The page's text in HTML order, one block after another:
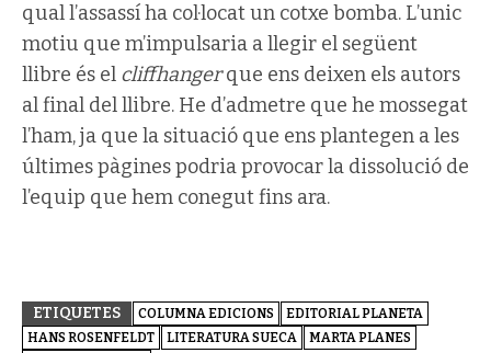
qual l’assassí ha col·locat un cotxe bomba. L’unic
motiu que m’impulsaria a llegir el següent
llibre és el cliffhangerque ens deixen els autors
al final del llibre. He d’admetre que he mossegat
l’ham, ja que la situació que ens plantegen a les
últimes pàgines podria provocar la dissolució de
l’equip que hem conegut fins ara.
ETIQUETES COLUMNA EDICIONS
EDITORIAL PLANETA
HANS ROSENFELDT
LITERATURA SUECA
MARTA PLANES